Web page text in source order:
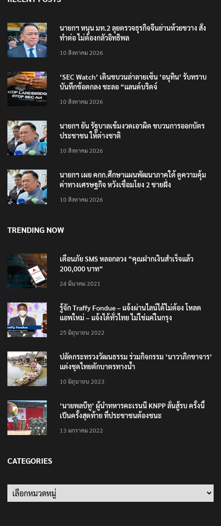
นายกฯ หนุน มท.2 ลุยตรวจธุรกิจจีนย่านห้วยขวาง สั่ง
ทำต่อ ไม่ต้องกลัวอิทธิพล
10 สิงหาคม 2026
‘SEC Watch’ เดินขบวนล่าลายเซ็น ‘อนุทิน’ รับทราบ
บันทึกข้อตกลง ชะลอ “แลนด์บริดจ์
10 สิงหาคม 2026
นายกฯ ยัน รัฐบาลเข้มงวดเอาผิด ขบวนการออกบัตร
ประชาชน ให้ต่างชาติ
10 สิงหาคม 2026
นายกฯ เผย คกก.ศึกษาแผนพัฒนาภาคใต้ ดูความคุ้ม
ค่าทางเศรษฐกิจ หวังเชื่อมโยง 2 ชายฝั่ง
10 สิงหาคม 2026
TRENDING NOW
เตือนภัย SMS หลอกลวง “คุณฝากเงินสำเร็จแล้ว
200,000 บาท”
24 มีนาคม 2021
รู้จัก Traffy Fondue – แจ้งผ่านไลน์ได้ไม่ต้อง โหลด
แอพใหม่ – แจ้งได้ทั่วไทย ไม่ใช่แค่ในกรุง
25 มิถุนายน 2022
ปลัดกระทรวงวัฒนธรรม ร่วมกิจกรรม ‘นาวาภิกขาจาร’
แต่งชุดไทยตักบาตรทางน้ำ
10 มิถุนายน 2023
‘นายพลบีทู’ ผู้นำทหารคะเรนนี KNPP ลั่นสู้รบ ครั้งนี้
เป็นครั้งสุดท้าย ที่ประชาชนต้องชนะ
13 มกราคม 2022
CATEGORIES
Categories